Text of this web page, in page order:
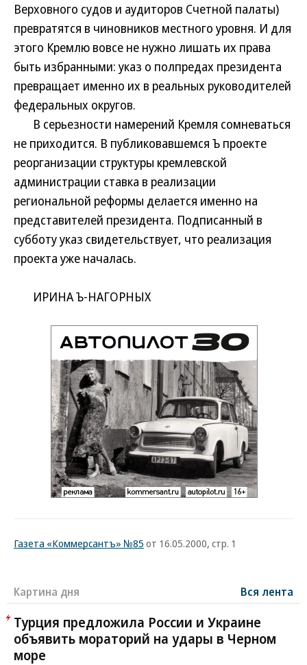
Верховного судов и аудиторов Счетной палаты)
превратятся в чиновников местного уровня. И для
этого Кремлю вовсе не нужно лишать их права
быть избранными: указ о полпредах президента
превращает именно их в реальных руководителей
федеральных округов.
В серьезности намерений Кремля сомневаться
не приходится. В публиковавшемся Ъ проекте
реорганизации структуры кремлевской
администрации ставка в реализации
региональной реформы делается именно на
представителей президента. Подписанный в
субботу указ свидетельствует, что реализация
проекта уже началась.
ИРИНА Ъ-НАГОРНЫХ
Газета «Коммерсантъ» №85 от 16.05.2000, стр. 1
Картина дня Вся лента
Турция предложила России и Украине
объявить мораторий на удары в Черном
море